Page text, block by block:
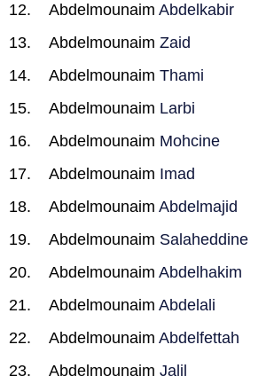
Abdelmounaim Abdelkabir
Abdelmounaim Zaid
Abdelmounaim Thami
Abdelmounaim Larbi
Abdelmounaim Mohcine
Abdelmounaim Imad
Abdelmounaim Abdelmajid
Abdelmounaim Salaheddine
Abdelmounaim Abdelhakim
Abdelmounaim Abdelali
Abdelmounaim Abdelfettah
Abdelmounaim Jalil